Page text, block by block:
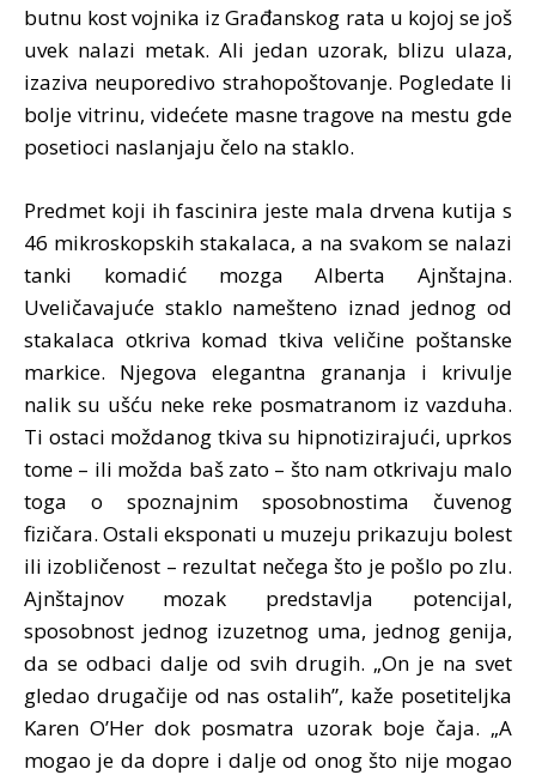
butnu kost vojnika iz Građanskog rata u kojoj se još
uvek nalazi metak. Ali jedan uzorak, blizu ulaza,
izaziva neuporedivo strahopoštovanje. Pogledate li
bolje vitrinu, videćete masne tragove na mestu gde
posetioci naslanjaju čelo na staklo.
Predmet koji ih fascinira jeste mala drvena kutija s
46 mikroskopskih stakalaca, a na svakom se nalazi
tanki komadić mozga Alberta Ajnštajna.
Uveličavajuće staklo namešteno iznad jednog od
stakalaca otkriva komad tkiva veličine poštanske
markice. Njegova elegantna grananja i krivulje
nalik su ušću neke reke posmatranom iz vazduha.
Ti ostaci moždanog tkiva su hipnotizirajući, uprkos
tome – ili možda baš zato – što nam otkrivaju malo
toga o spoznajnim sposobnostima čuvenog
fizičara. Ostali eksponati u muzeju prikazuju bolest
ili izobličenost – rezultat nečega što je pošlo po zlu.
Ajnštajnov mozak predstavlja potencijal,
sposobnost jednog izuzetnog uma, jednog genija,
da se odbaci dalje od svih drugih. „On je na svet
gledao drugačije od nas ostalih”, kaže posetiteljka
Karen O’Her dok posmatra uzorak boje čaja. „A
mogao je da dopre i dalje od onog što nije mogao